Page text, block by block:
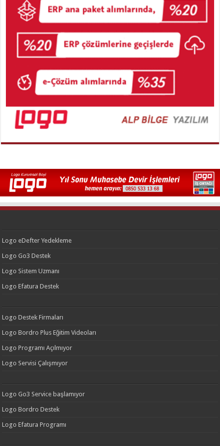
Logo eDefter Yedekleme
Logo Go3 Destek
Logo Sistem Uzmanı
Logo Efatura Destek
Logo Destek Firmaları
Logo Bordro Plus Eğitim Videoları
Logo Programı Açılmıyor
Logo Servisi Çalışmıyor
Logo Go3 Service başlamıyor
Logo Bordro Destek
Logo Efatura Programı